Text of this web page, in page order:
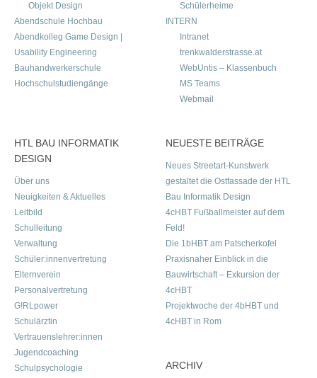
Objekt Design
Abendschule Hochbau
Abendkolleg Game Design |
Usability Engineering
Bauhandwerkerschule
Hochschulstudiengänge
Schülerheime
INTERN
Intranet
trenkwalderstrasse.at
WebUntis – Klassenbuch
MS Teams
Webmail
HTL BAU INFORMATIK
DESIGN
Über uns
Neuigkeiten & Aktuelles
Leitbild
Schulleitung
Verwaltung
Schüler:innenvertretung
Elternverein
Personalvertretung
G!RLpower
Schulärztin
Vertrauenslehrer:innen
Jugendcoaching
Schulpsychologie
NEUESTE BEITRÄGE
Neues Streetart-Kunstwerk
gestaltet die Ostfassade der HTL
Bau Informatik Design
4cHBT Fußballmeister auf dem
Feld!
Die 1bHBT am Patscherkofel
Praxisnaher Einblick in die
Bauwirtschaft – Exkursion der
4cHBT
Projektwoche der 4bHBT und
4cHBT in Rom
ARCHIV